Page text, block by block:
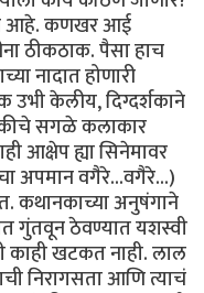
आहे. कणखर आई
ठीकठाक. पैसा हाच
नादात होणारी
केलीय, दिग्दर्शकाने
सगळे कलाकार
आक्षेप ह्या सिनेमावर
अपमान वगैरे...वगैरे...)
कथानकाच्या अनुषंगाने
गुंतवून ठेवण्यात यशस्वी
काही खटकत नाही. लाल
निरागसता आणि त्याचं